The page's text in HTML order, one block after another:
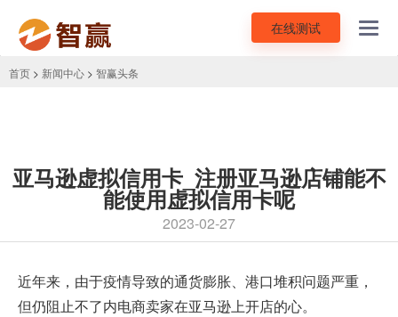
在线测试
首页 > 新闻中心 > 智赢头条
亚马逊虚拟信用卡_注册亚马逊店铺能不
能使用虚拟信用卡呢
2023-02-27
近年来，由于疫情导致的通货膨胀、港口堆积问题严重，
但仍阻止不了内电商卖家在亚马逊上开店的心。